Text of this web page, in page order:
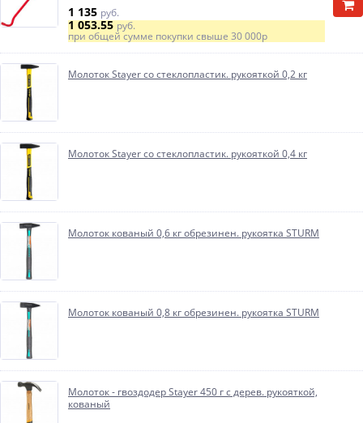
1 135 руб.
1 053.55руб.
при общей сумме покупки свыше 30 000р
Молоток Stayer со стеклопластик. рукояткой 0,2 кг
Молоток Stayer со стеклопластик. рукояткой 0,4 кг
Молоток кованый 0,6 кг обрезинен. рукоятка STURM
Молоток кованый 0,8 кг обрезинен. рукоятка STURM
Молоток - гвоздодер Stayer 450 г с дерев. рукояткой,
кованый